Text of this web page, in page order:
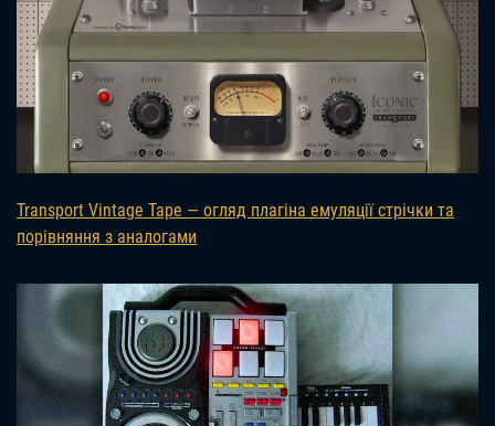
Transport Vintage Tape — огляд плагіна емуляції стрічки та
порівняння з аналогами